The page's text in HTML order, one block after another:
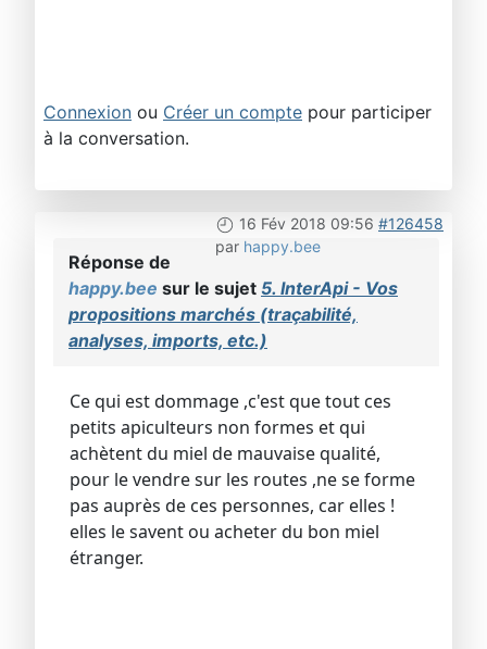
Connexion ou Créer un compte pour participer
à la conversation.
16 Fév 2018 09:56 #126458
par happy.bee
Réponse de
happy.bee sur le sujet 5. InterApi - Vos
propositions marchés (traçabilité,
analyses, imports, etc.)
Ce qui est dommage ,c'est que tout ces
petits apiculteurs non formes et qui
achètent du miel de mauvaise qualité,
pour le vendre sur les routes ,ne se forme
pas auprès de ces personnes, car elles !
elles le savent ou acheter du bon miel
étranger.